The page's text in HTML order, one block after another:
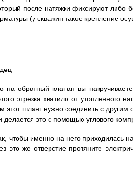
после натяжки фиксируют либо
(у скважин такое крепление
на обратный клапан вы
отрезка хватило от утопленного
этот шланг нужно соединить с другим
делается это с помощью углового
чтобы именно на него приходилась
это же отверстие протяните